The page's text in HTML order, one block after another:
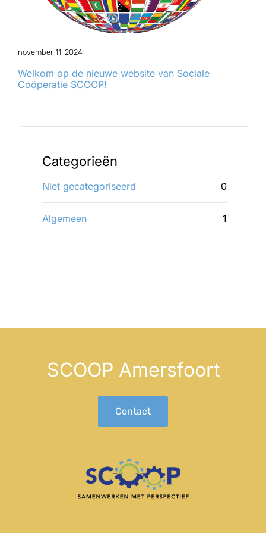
november 11, 2024
Welkom op de nieuwe website van Sociale
Coöperatie SCOOP!
Categorieën
Niet gecategoriseerd 0
Algemeen 1
SCOOP Amersfoort
Contact